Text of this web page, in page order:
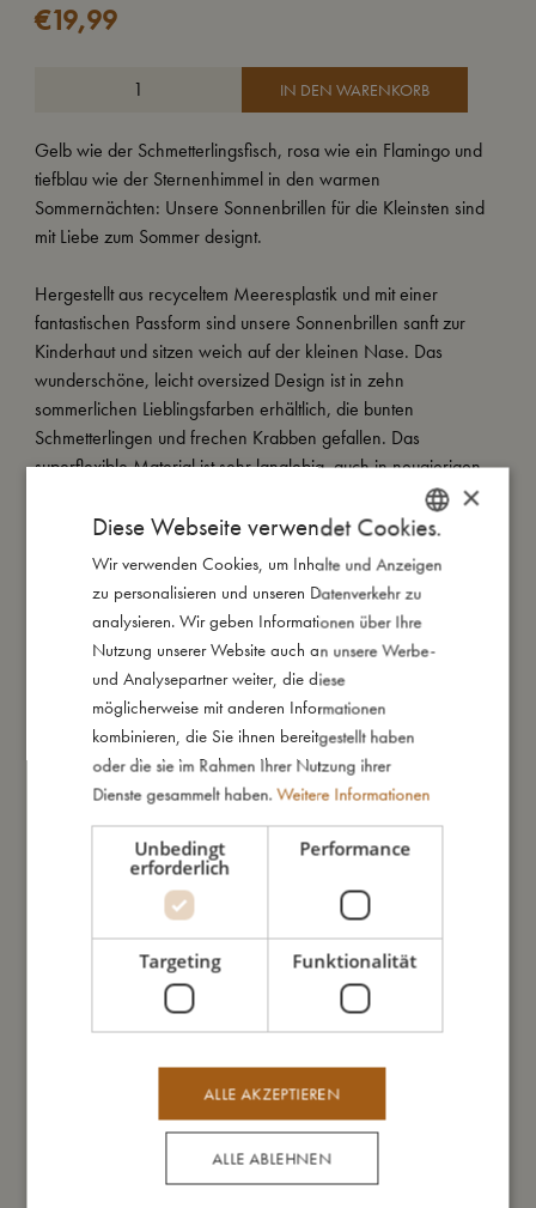
€19,99
IN DEN WARENKORB
Gelb wie der Schmetterlingsfisch, rosa wie ein Flamingo und
tiefblau wie der Sternenhimmel in den warmen
Sommernächten: Unsere Sonnenbrillen für die Kleinsten sind
mit Liebe zum Sommer designt.
Hergestellt aus recyceltem Meeresplastik und mit einer
fantastischen Passform sind unsere Sonnenbrillen sanft zur
Kinderhaut und sitzen weich auf der kleinen Nase. Das
wunderschöne, leicht oversized Design ist in zehn
sommerlichen Lieblingsfarben erhältlich, die bunten
Schmetterlingen und frechen Krabben gefallen. Das
superflexible Material ist sehr langlebig  auch in neugierigen
Darüber hinaus bieten Qualitätsgläser mit einem UV 400-Filter
100 % UV-Schutz für die aufgeweckten Augen.
Unsere Sonnenbrillen für die 1-3-Jährigen werden in einer
tollen Geschenkverpackung aus Papier aus nachhaltiger
Waldwirtschaft und einem multifunktionalen Mikrofaserbeutel
geliefert, der auch als Brillenputztuch verwendet werden kann.
So groß bin ich
Daraus bin ich gemacht
So kannst Du mich pflegen
Das könnte dir auch gefallen
DANISH
ENGLISH
GERMAN
×
Diese Webseite verwendet Cookies.
Wir verwenden Cookies, um Inhalte und Anzeigen
zu personalisieren und unseren Datenverkehr zu
analysieren. Wir geben Informationen über Ihre
Nutzung unserer Website auch an unsere Werbe-
und Analysepartner weiter, die diese
möglicherweise mit anderen Informationen
kombinieren, die Sie ihnen bereitgestellt haben
oder die sie im Rahmen Ihrer Nutzung ihrer
Dienste gesammelt haben. Weitere Informationen
Unbedingt
erforderlich
Performance
Targeting Funktionalität
ALLE AKZEPTIEREN
ALLE ABLEHNEN